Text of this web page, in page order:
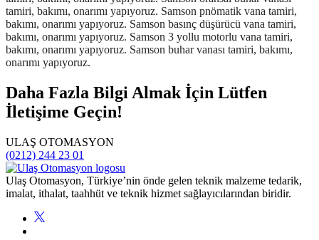
Daha Fazla Bilgi Almak İçin Lütfen
İletişime Geçin!
ULAŞ OTOMASYON
(0212) 244 23 01
Ulaş Otomasyon, Türkiye’nin önde gelen teknik malzeme tedarik,
imalat, ithalat, taahhüt ve teknik hizmet sağlayıcılarından biridir.